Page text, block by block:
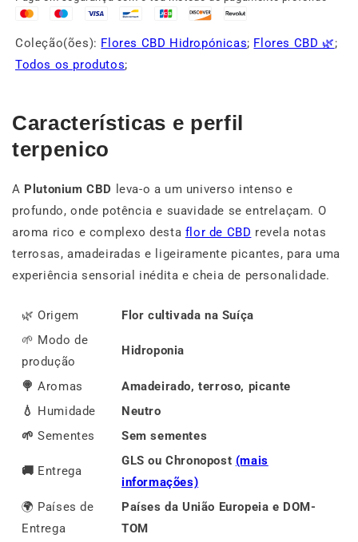
Coleção(ões): Flores CBD Hidropónicas; Flores CBD 🌿;
Todos os produtos;
Características e perfil
terpenico
A Plutonium CBD
leva-o a um universo intenso e
profundo, onde potência e suavidade se entrelaçam. O
aroma rico e complexo desta flor de CBD revela notas
terrosas, amadeiradas e ligeiramente picantes, para uma
experiência sensorial inédita e cheia de personalidade.
🌿 Origem
Flor cultivada na Suíça
🌱 Modo de
produção
Hidroponia
🍭 Aromas
Amadeirado, terroso, picante
💧 Humidade
Neutro
🌱 Sementes Sem sementes
🚚 Entrega
GLS ou Chronopost (mais
informações)
🌍 Países de
Entrega
Países da União Europeia e DOM-
TOM